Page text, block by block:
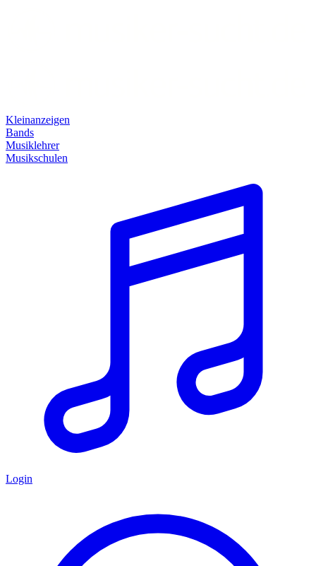
Kleinanzeigen
Bands
Musiklehrer
Musikschulen
Login